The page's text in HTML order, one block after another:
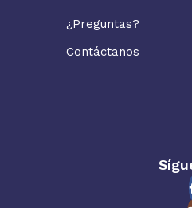
¿Preguntas?
Contáctanos